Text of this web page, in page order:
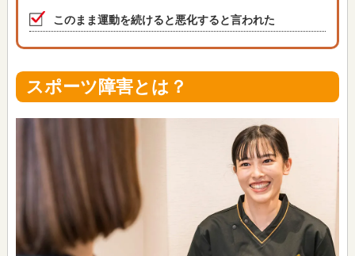
このまま運動を続けると悪化すると言われた
スポーツ障害とは？